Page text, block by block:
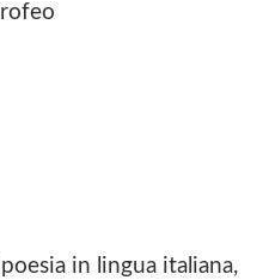
in lingua italiana,